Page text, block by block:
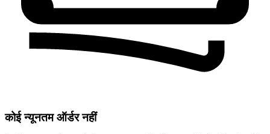
कोई न्यूनतम ऑर्डर नहीं